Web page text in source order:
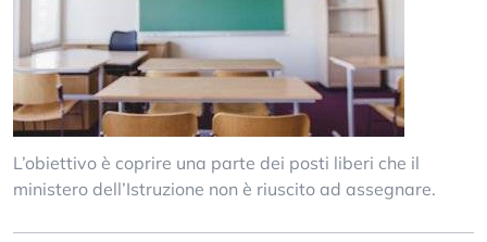
L’obiettivo è coprire una parte dei posti liberi che il
ministero dell’Istruzione non è riuscito ad assegnare.